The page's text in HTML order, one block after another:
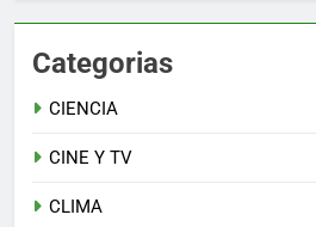
Categorias
CIENCIA
CINE Y TV
CLIMA